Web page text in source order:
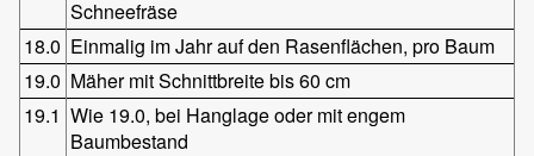
Schneefräse
18.0 Einmalig im Jahr auf den Rasenflächen, pro Baum
19.0 Mäher mit Schnittbreite bis 60 cm
19.1 Wie 19.0, bei Hanglage oder mit engem
Baumbestand